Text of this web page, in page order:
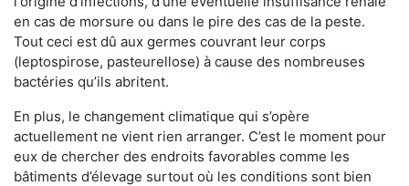
en cas de morsure ou dans le pire des cas de la peste.
Tout ceci est dû aux germes couvrant leur corps
(leptospirose, pasteurellose) à cause des nombreuses
bactéries qu’ils abritent.
En plus, le changement climatique qui s’opère
actuellement ne vient rien arranger. C’est le moment pour
eux de chercher des endroits favorables comme les
bâtiments d’élevage surtout où les conditions sont bien